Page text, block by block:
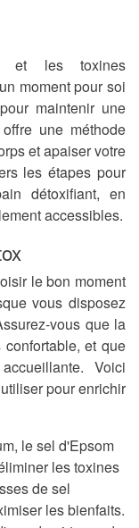
et les toxines
moment pour soi
maintenir une
une méthode
et apaiser votre
les étapes pour
détoxifiant, en
accessibles.
le bon moment
vous disposez
vous que la
et que
Voici
pour enrichir
le sel d'Epsom
les toxines
de sel
les bienfaits.